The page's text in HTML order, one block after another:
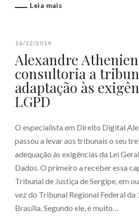
Leia mais
16/12/2019
Alexandre
consultoria a
adaptação às
LGPD
O especialista em Direito Digital
passou a levar aos tribunais o seu
adequação às exigências da Lei
Dados. O primeiro a receber essa
Tribunal de Justiça de Sergipe, em
vez do Tribunal Regional Federal da
Brasília. Segundo ele, é muito…